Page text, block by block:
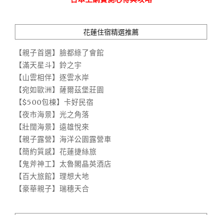
花蓮住宿精選推薦
【親子首選】臉都綠了會館
【滿天星斗】鈴之宇
【山雲相伴】逐雲水岸
【宛如歐洲】薩爾茲堡莊園
【$500包棟】卡好民宿
【夜市海景】光之角落
【壯闊海景】遠雄悅來
【親子露營】海洋公園露營車
【簡約質感】花蓮捷絲旅
【鬼斧神工】太魯閣晶英酒店
【百大旅館】理想大地
【豪華親子】瑞穗天合